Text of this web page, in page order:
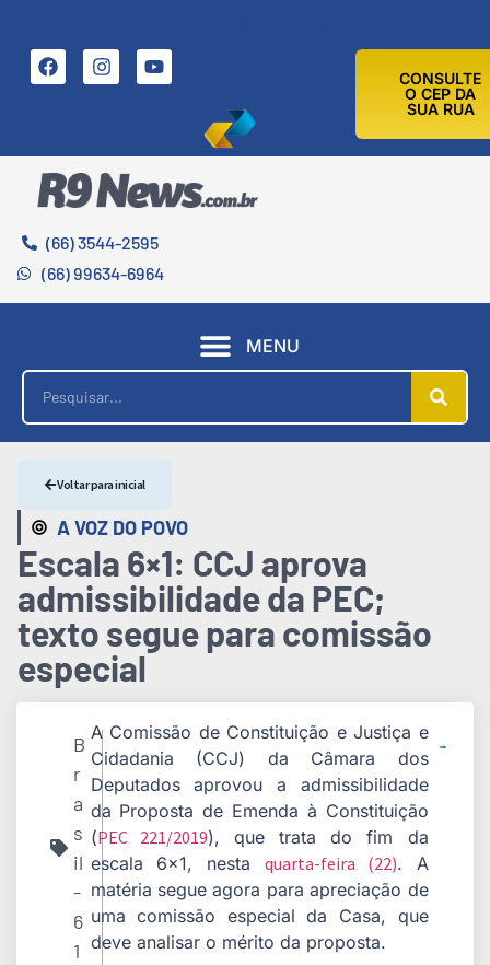
CONSULTE
O CEP DA
SUA RUA
(66) 3544-2595
(66) 99634-6964
MENU
A VOZ DO POVO
Voltar para inicial
Escala 6×1: CCJ aprova
admissibilidade da PEC;
texto segue para comissão
especial
B
r
a
s
il
-
6
1
A Comissão de Constituição e Justiça e
Cidadania (CCJ) da Câmara dos
Deputados aprovou a admissibilidade
da Proposta de Emenda à Constituição
(PEC 221/2019), que trata do fim da
escala 6×1, nestaquarta-feira (22). A
matéria segue agora para apreciação de
uma comissão especial da Casa, que
deve analisar o mérito da proposta.